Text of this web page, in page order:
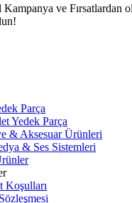
ve Fırsatlardan
Parça
Yedek Parça
& Aksesuar Ürünleri
& Ses Sistemleri
Koşulları